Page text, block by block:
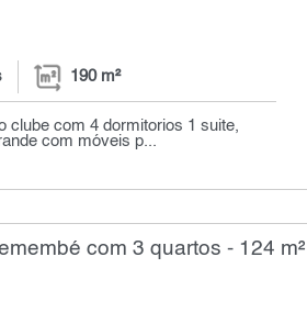
190 m²
clube com 4 dormitorios 1 suite,
com móveis p...
com 3 quartos - 124 m²